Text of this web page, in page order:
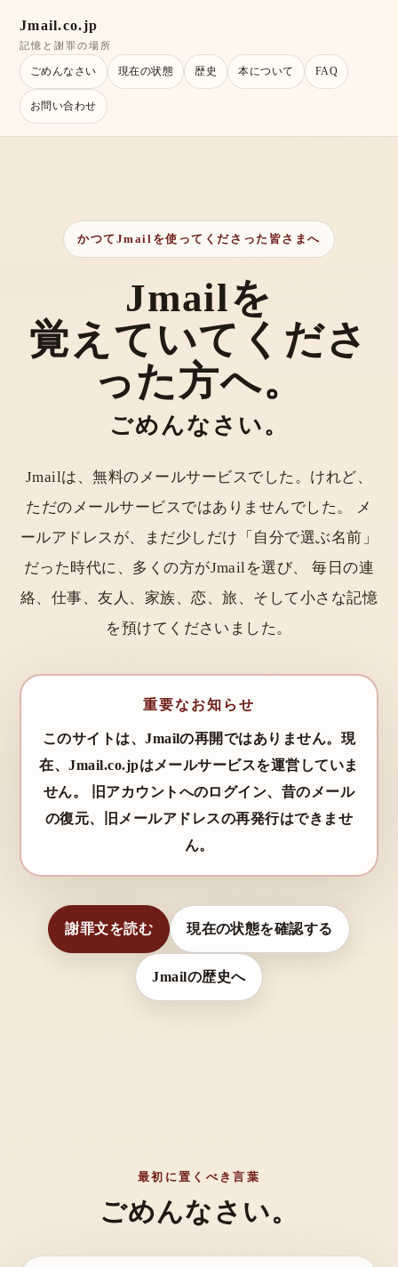
Jmail.co.jp
記憶と謝罪の場所
ごめんなさい 現在の状態 歴史 本について FAQ
お問い合わせ
かつてJmailを使ってくださった皆さまへ
Jmailを
覚えていてくださ
った方へ。
ごめんなさい。
Jmailは、無料のメールサービスでした。けれど、
ただのメールサービスではありませんでした。 メ
ールアドレスが、まだ少しだけ「自分で選ぶ名前」
だった時代に、多くの方がJmailを選び、 毎日の連
絡、仕事、友人、家族、恋、旅、そして小さな記憶
を預けてくださいました。
重要なお知らせ
このサイトは、Jmailの再開ではありません。現
在、Jmail.co.jpはメールサービスを運営していま
せん。 旧アカウントへのログイン、昔のメール
の復元、旧メールアドレスの再発行はできませ
ん。
謝罪文を読む 現在の状態を確認する
Jmailの歴史へ
最初に置くべき言葉
ごめんなさい。